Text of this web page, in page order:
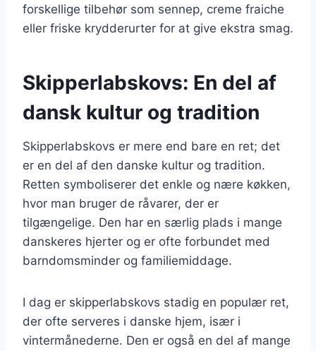
forskellige tilbehør som sennep, creme fraiche
eller friske krydderurter for at give ekstra smag.
Skipperlabskovs: En del af
dansk kultur og tradition
Skipperlabskovs er mere end bare en ret; det
er en del af den danske kultur og tradition.
Retten symboliserer det enkle og nære køkken,
hvor man bruger de råvarer, der er
tilgængelige. Den har en særlig plads i mange
danskeres hjerter og er ofte forbundet med
barndomsminder og familiemiddage.
I dag er skipperlabskovs stadig en populær ret,
der ofte serveres i danske hjem, især i
vintermånederne. Den er også en del af mange